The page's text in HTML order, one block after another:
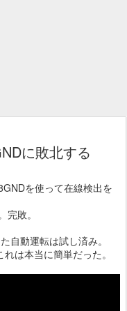
に敗北する
を使って在線検出を
敗。
自動運転は試し済み。
れは本当に簡単だった。